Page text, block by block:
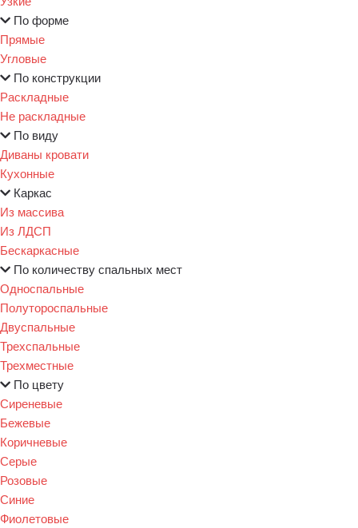
По форме
Прямые
Угловые
По конструкции
Раскладные
Не раскладные
По виду
Диваны кровати
Кухонные
Каркас
Из массива
Из ЛДСП
Бескаркасные
По количеству спальных мест
Односпальные
Полутороспальные
Двуспальные
Трехспальные
Трехместные
По цвету
Сиреневые
Бежевые
Коричневые
Серые
Розовые
Синие
Фиолетовые